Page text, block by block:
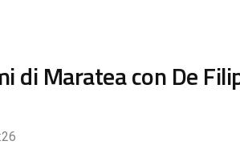
di Maratea con De